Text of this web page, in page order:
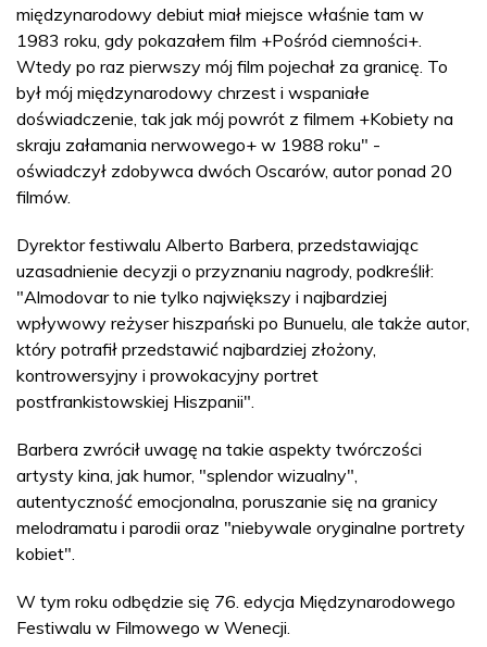
międzynarodowy debiut miał miejsce właśnie tam w
1983 roku, gdy pokazałem film +Pośród ciemności+.
Wtedy po raz pierwszy mój film pojechał za granicę. To
był mój międzynarodowy chrzest i wspaniałe
doświadczenie, tak jak mój powrót z filmem +Kobiety na
skraju załamania nerwowego+ w 1988 roku" -
oświadczył zdobywca dwóch Oscarów, autor ponad 20
filmów.
Dyrektor festiwalu Alberto Barbera, przedstawiając
uzasadnienie decyzji o przyznaniu nagrody, podkreślił:
"Almodovar to nie tylko największy i najbardziej
wpływowy reżyser hiszpański po Bunuelu, ale także autor,
który potrafił przedstawić najbardziej złożony,
kontrowersyjny i prowokacyjny portret
postfrankistowskiej Hiszpanii".
Barbera zwrócił uwagę na takie aspekty twórczości
artysty kina, jak humor, "splendor wizualny",
autentyczność emocjonalna, poruszanie się na granicy
melodramatu i parodii oraz "niebywale oryginalne portrety
kobiet".
W tym roku odbędzie się 76. edycja Międzynarodowego
Festiwalu w Filmowego w Wenecji.